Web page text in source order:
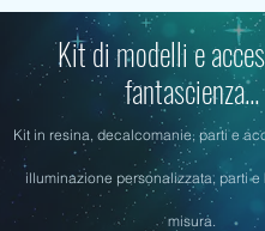
Kit di modelli e
fantascienza...
Kit in resina, decalcomanie, parti e
illuminazione personalizzata, parti e
misura.